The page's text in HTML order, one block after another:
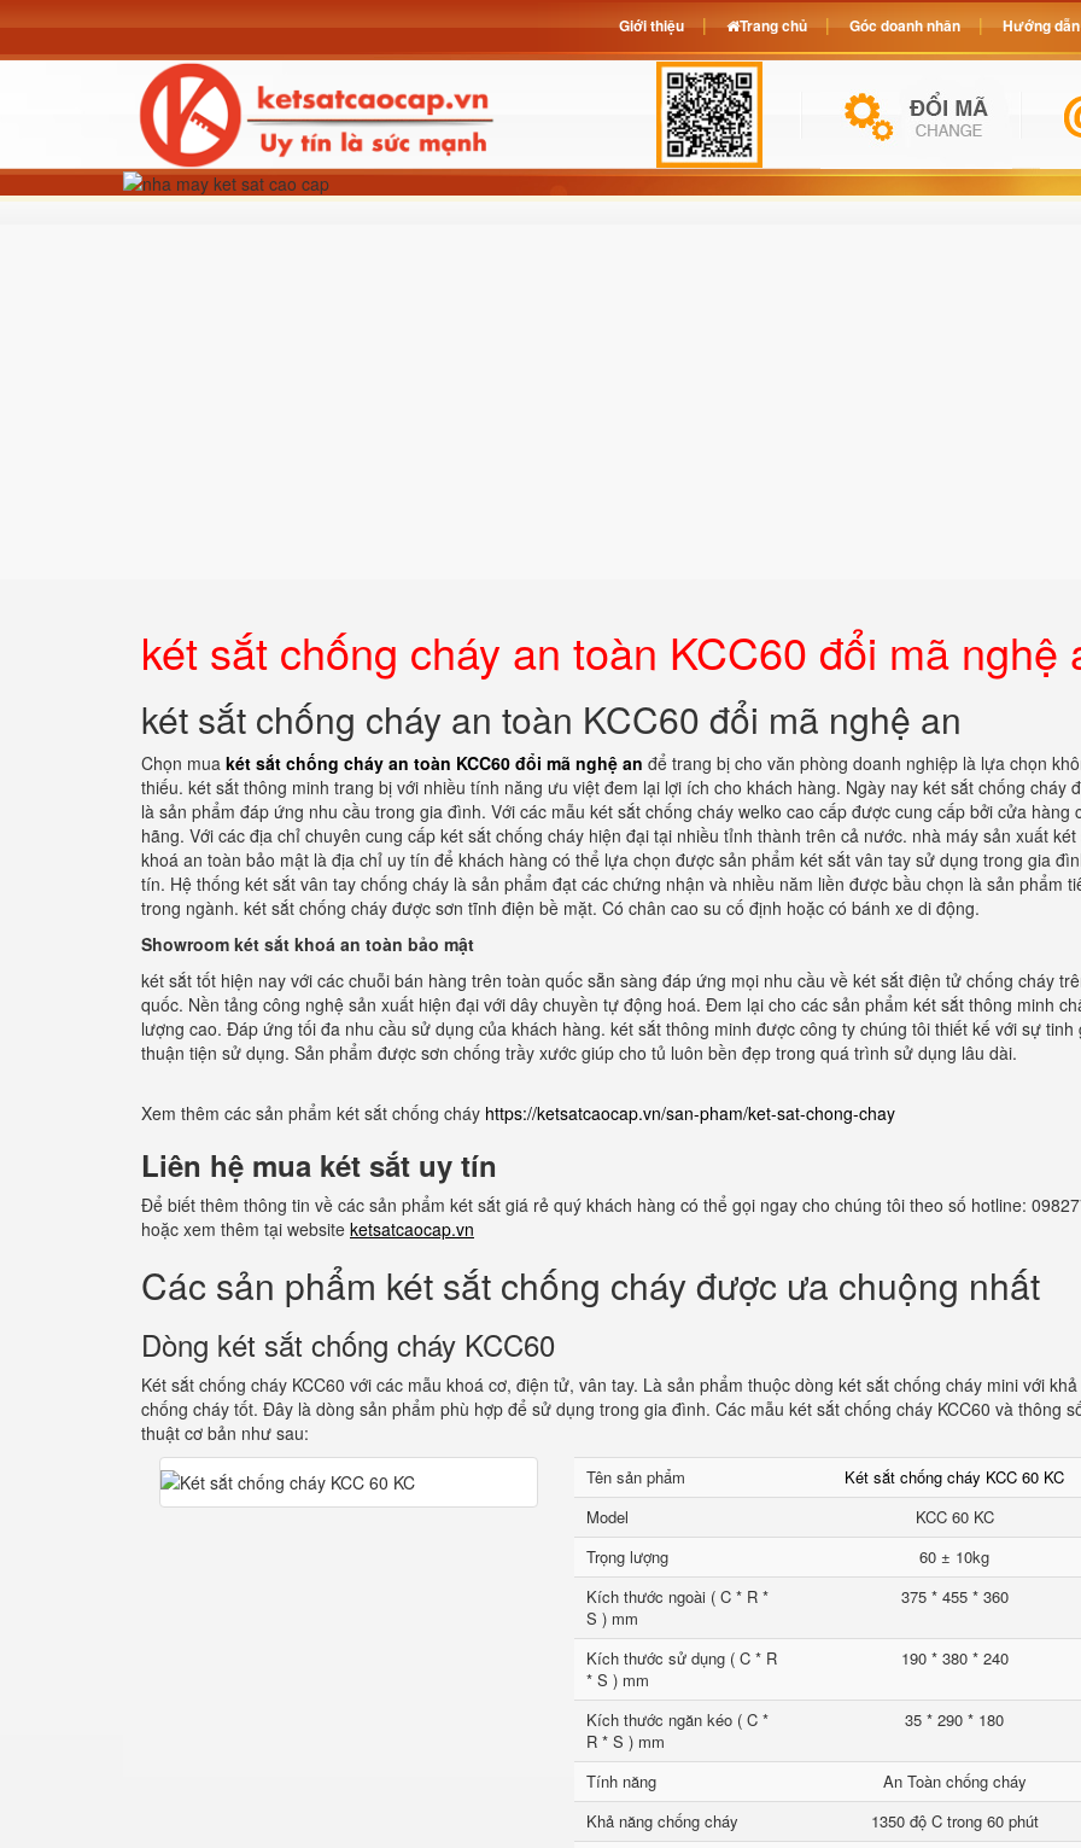
két sắt chống cháy an toàn KCC60 đổi mã nghệ
két sắt chống cháy an toàn KCC60 đổi mã nghệ an
Chọn mua két sắt chống cháy an toàn KCC60 đổi mã nghệ an để trang bị cho văn phòng doanh nghiệp là lựa chọn
thiếu. két sắt thông minh trang bị với nhiều tính năng ưu việt đem lại lợi ích cho khách hàng. Ngày nay két sắt chống cháy
là sản phẩm đáp ứng nhu cầu trong gia đình. Với các mẫu két sắt chống cháy welko cao cấp được cung cấp bởi cửa hàng
hãng. Với các địa chỉ chuyên cung cấp két sắt chống cháy hiện đại tại nhiều tỉnh thành trên cả nước. nhà máy sản xuất két
khoá an toàn bảo mật là địa chỉ uy tín để khách hàng có thể lựa chọn được sản phẩm két sắt vân tay sử dụng trong gia
tín. Hệ thống két sắt vân tay chống cháy là sản phẩm đạt các chứng nhận và nhiều năm liền được bầu chọn là sản phẩm
trong ngành. két sắt chống cháy được sơn tĩnh điện bề mặt. Có chân cao su cố định hoặc có bánh xe di động.
Showroom két sắt khoá an toàn bảo mật
két sắt tốt hiện nay với các chuỗi bán hàng trên toàn quốc sẵn sàng đáp ứng mọi nhu cầu về két sắt điện tử chống cháy
quốc. Nền tảng công nghệ sản xuất hiện đại với dây chuyền tự động hoá. Đem lại cho các sản phẩm két sắt thông minh
lượng cao. Đáp ứng tối đa nhu cầu sử dụng của khách hàng. két sắt thông minh được công ty chúng tôi thiết kế với sự tinh
thuận tiện sử dụng. Sản phẩm được sơn chống trầy xước giúp cho tủ luôn bền đẹp trong quá trình sử dụng lâu dài.
Xem thêm các sản phẩm két sắt chống cháy https://ketsatcaocap.vn/san-pham/ket-sat-chong-chay
Liên hệ mua két sắt uy tín
Để biết thêm thông tin về các sản phẩm két sắt giá rẻ quý khách hàng có thể gọi ngay cho chúng tôi theo số hotline:
hoặc xem thêm tại website ketsatcaocap.vn
Các sản phẩm két sắt chống cháy được ưa chuộng nhất
Dòng két sắt chống cháy KCC60
Két sắt chống cháy KCC60 với các mẫu khoá cơ, điện tử, vân tay. Là sản phẩm thuộc dòng két sắt chống cháy mini với
chống cháy tốt. Đây là dòng sản phẩm phù hợp để sử dụng trong gia đình. Các mẫu két sắt chống cháy KCC60 và thông
thuật cơ bản như sau:
Tên sản phẩm
Két sắt chống cháy KCC 60 KC
Model
KCC 60 KC
Trọng lượng
60 ± 10kg
Kích thước ngoài ( C * R *
S ) mm
375 * 455 * 360
Kích thước sử dụng ( C * R
* S ) mm
190 * 380 * 240
Kích thước ngăn kéo ( C *
R * S ) mm
35 * 290 * 180
Tính năng
An Toàn chống cháy
Khả năng chống cháy
1350 độ C trong 60 phút
Giới thiệu Trang chủ Góc doanh nhân Hướng